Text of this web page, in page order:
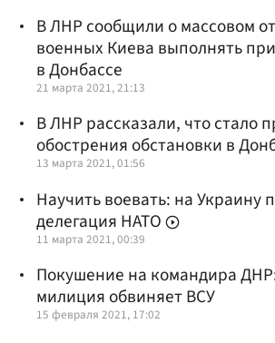
В ЛНР сообщили о массовом
военных Киева выполнять
в Донбассе
21 марта 2021, 21:13
В ЛНР рассказали, что стало
обострения обстановки в
13 марта 2021, 01:56
Научить воевать: на Украину
делегация НАТО
11 марта 2021, 00:39
Покушение на командира
милиция обвиняет ВСУ
15 февраля 2021, 17:02